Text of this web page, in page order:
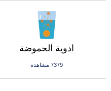
ادوية الحموضة
7379 مشاهدة